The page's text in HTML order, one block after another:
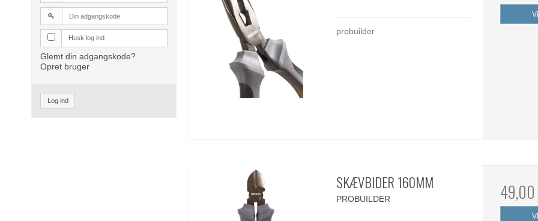
Husk log ind
Glemt din adgangskode?
Opret bruger
Log ind
probuilder
SKÆVBIDER 160MM
PROBUILDER 49,00